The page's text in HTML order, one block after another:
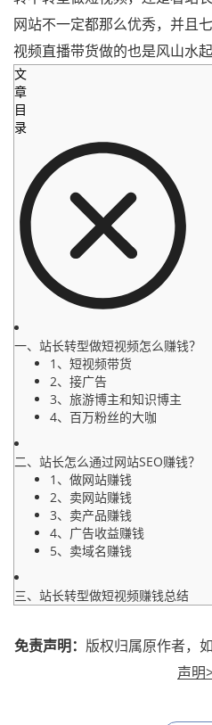
网站不一定都那么优秀，并且
视频直播带货做的也是风山水起
文
章
目
录
一、站长转型做短视频怎么赚钱？
1、短视频带货
2、接广告
3、旅游博主和知识博主
4、百万粉丝的大咖
二、站长怎么通过网站SEO赚钱？
1、做网站赚钱
2、卖网站赚钱
3、卖产品赚钱
4、广告收益赚钱
5、卖域名赚钱
三、站长转型做短视频赚钱总结
免责声明： 版权归属原作者，
声明